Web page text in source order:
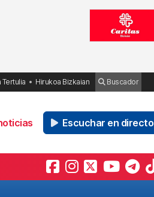
Tertulia Hirukoa Bizkaian Buscador
Escuchar en directo